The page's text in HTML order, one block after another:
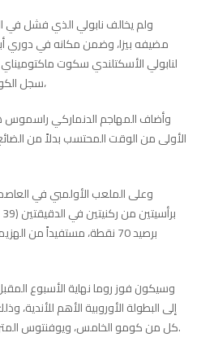
ولم يخالف نابولي الذي فشل في
مضيفه بيزا، وضمن مكانه في دوري
سجل الكوسوفي أمير رحماني الهدف الثاني،
وأضاف المهاجم الدنماركي راسموس
الأولى من الوقت المحتسب بدلاً من
وعلى الملعب الأولمبي في
برصيد 70 نقطة، مستفيداً من
وسيكون فوز روما نهاية الأسبوع
إلى البطولة الأوروبية الأهم
كل من كومو الخامس، ويوفنتوس المتراجع من المركز الثالث إلى السادس.